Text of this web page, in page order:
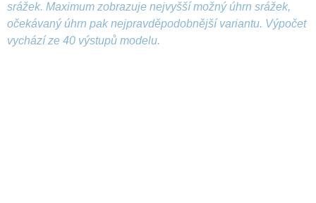
srážek. Maximum zobrazuje nejvyšší možný úhrn srážek,
očekávaný úhrn pak nejpravděpodobnější variantu. Výpočet
vychází ze 40 výstupů modelu.